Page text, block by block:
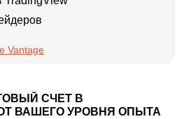
Vantage
СЧЕТ В
ВАШЕГО УРОВНЯ ОПЫТА